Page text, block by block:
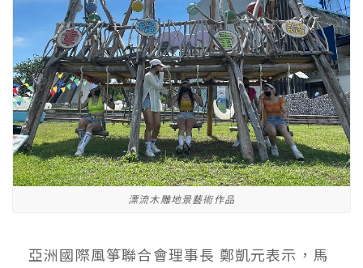
漂流木雕地景藝術作品
亞洲國際風箏聯合會理事長 鄭凱元表示，馬